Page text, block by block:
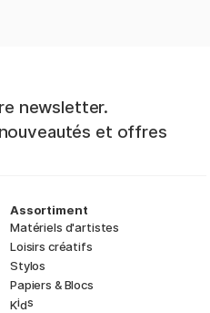
newsletter.
et offres
Assortiment
Matériels d'artistes
Loisirs créatifs
Stylos
Papiers & Blocs
Kids